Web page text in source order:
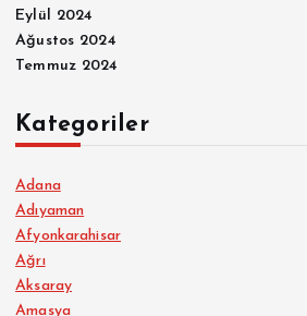
Eylül 2024
Ağustos 2024
Temmuz 2024
Kategoriler
Adana
Adıyaman
Afyonkarahisar
Ağrı
Aksaray
Amasya